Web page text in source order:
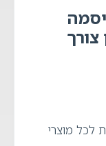
לכל מוצרי